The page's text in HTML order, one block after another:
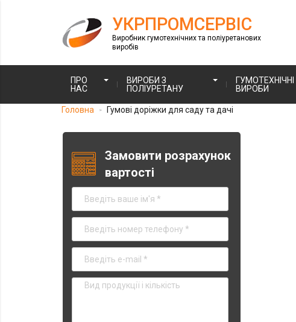
УКРПРОМСЕРВІС
Виробник гумотехнічних та поліуретанових
виробів
ПРО
НАС
ВИРОБИ З
ПОЛІУРЕТАНУ
ГУМОТЕХНІЧНІ
ВИРОБИ
Головна > Гумові доріжки для саду та дачі
Замовити розрахунок
вартості